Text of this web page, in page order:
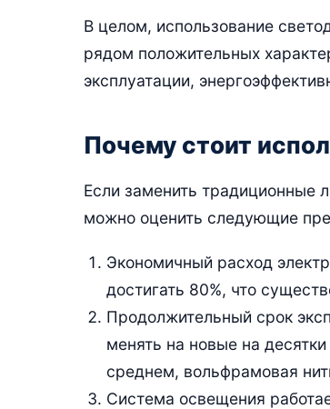
В целом, использование
рядом положительных
эксплуатации,
Почему стоит
Если заменить традиционные
можно оценить следующие
Экономичный расход
достигать 80%, что
Продолжительный срок
менять на новые на
среднем, вольфрамовая
Система освещения